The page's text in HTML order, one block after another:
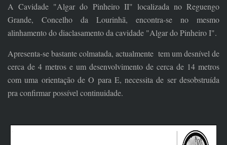
A Cavidade "Algar do Pinheiro II" localizada no Reguengo
Grande, Concelho da Lourinhã, encontra-se no mesmo
alinhamento do diaclasamento da cavidade "Algar do Pinheiro I".
Apresenta-se bastante colmatada, actualmente tem um desnível de
cerca de 4 metros e um desenvolvimento de cerca de 14 metros
com uma orientação de O para E, necessita de ser desobstruída
pra confirmar possível continuidade.